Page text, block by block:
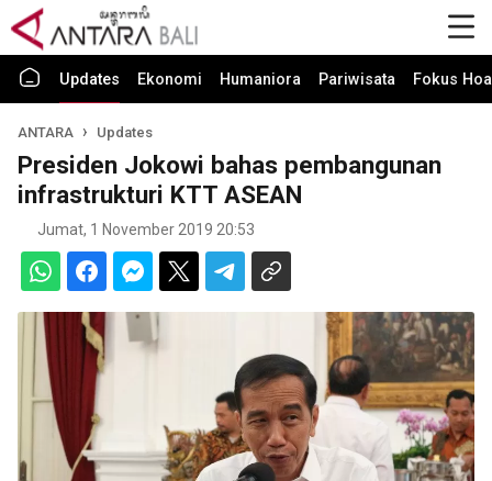
Updates Ekonomi Humaniora Pariwisata Fokus
ANTARA Updates
Presiden Jokowi bahas pembangunan
infrastrukturi KTT ASEAN
Jumat, 1 November 2019 20:53